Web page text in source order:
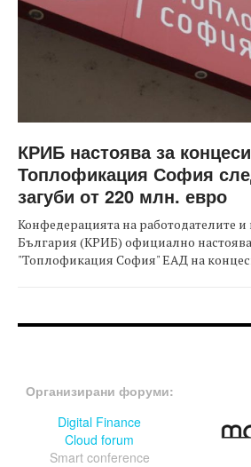
КРИБ настоява за
Топлофикация София
загуби от 220 млн. евро
Конфедерацията на работодателите
България (КРИБ) официално настоява
"Топлофикация София" ЕАД на
Организирани форуми:
Digital Finance
Cloud forum
Smart conference